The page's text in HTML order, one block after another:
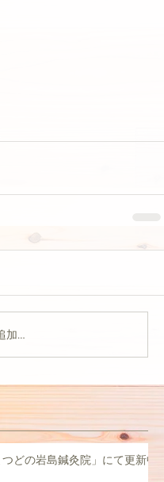
加…
どの岩島鍼灸院」にて更新中